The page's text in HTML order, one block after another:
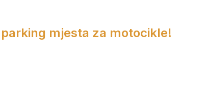
mjesta za motocikle!